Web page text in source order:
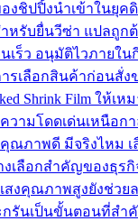
งชิปปิ้งนำเข้าในยุค
ำหรับยื่นวีซ่า แปลถู
เร็ว อนุมัติไวภายใน
รเลือกสินค้าก่อนสั่ง
Shrink Film ให้เ
ามโดดเด่นเหนือกา
ณภาพดี มีจริงไหม เ
เลือกสำคัญของธุร
สงคุณภาพสูงยังช่วย
กรันเป็นขั้นตอนที่ส